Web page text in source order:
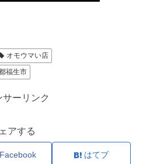
オモウマい店
福生市
サーリンク
アする
Facebook はてブ